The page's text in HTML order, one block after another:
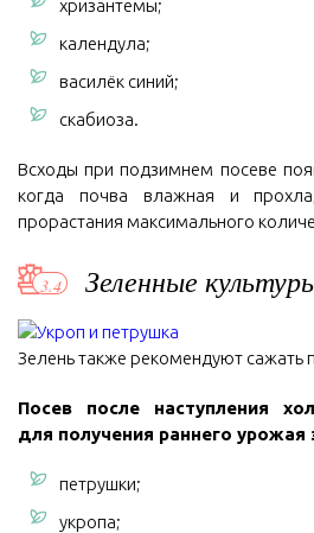
хризантемы;
календула;
василёк синий;
скабиоза.
Всходы при подзимнем посеве
когда почва влажная и
прорастания максимального
Зеленные
Зелень также рекомендуют сажать
Посев после наступления
для получения раннего урожая
петрушки;
укропа;